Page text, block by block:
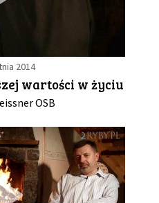
2014
wartości w życiu
OSB